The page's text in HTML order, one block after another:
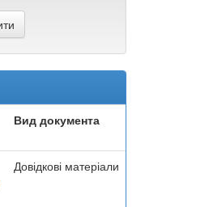
Вид документа
Довідкові матеріали